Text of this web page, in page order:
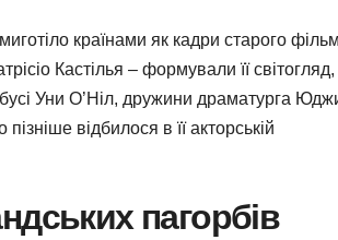
країнами як кадри старого
Кастілья – формували її світогляд,
Уни О’Ніл, дружини драматурга
відбилося в її акторській
пагорбів